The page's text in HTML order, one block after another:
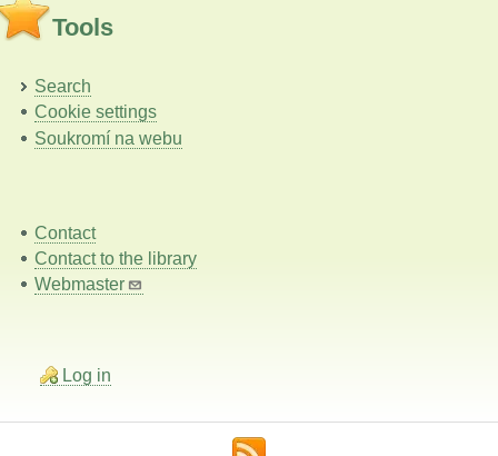
Tools
Search
Cookie settings
Soukromí na webu
Contact
Contact to the library
Webmaster
Log in